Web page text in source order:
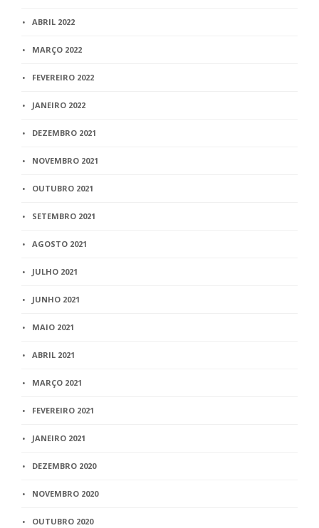
ABRIL 2022
MARÇO 2022
FEVEREIRO 2022
JANEIRO 2022
DEZEMBRO 2021
NOVEMBRO 2021
OUTUBRO 2021
SETEMBRO 2021
AGOSTO 2021
JULHO 2021
JUNHO 2021
MAIO 2021
ABRIL 2021
MARÇO 2021
FEVEREIRO 2021
JANEIRO 2021
DEZEMBRO 2020
NOVEMBRO 2020
OUTUBRO 2020